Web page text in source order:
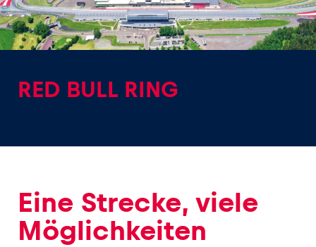
Events
Alle anzeigen
RED BULL RING
Eine Strecke, viele
Möglichkeiten